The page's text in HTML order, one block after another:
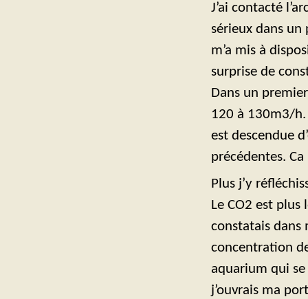
J’ai contacté
sérieux dans
m’a mis à
surprise de
Dans un
120 à 130m3/h.
est descendue
précédentes.
Plus j’y
Le CO2 est plus
constatais dans
concentration
aquarium qui
j’ouvrais ma